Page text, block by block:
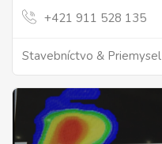
+421 911 528 135
Stavebníctvo & Priemysel